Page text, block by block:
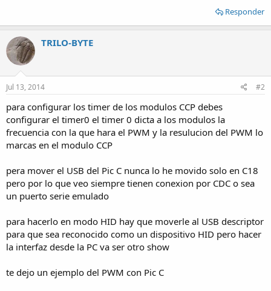
Responder
TRILO-BYTE
Jul 13, 2014 #2
para configurar los timer de los modulos CCP debes
configurar el timer0 el timer 0 dicta a los modulos la
frecuencia con la que hara el PWM y la resulucion del PWM lo
marcas en el modulo CCP
pera mover el USB del Pic C nunca lo he movido solo en C18
pero por lo que veo siempre tienen conexion por CDC o sea
un puerto serie emulado
para hacerlo en modo HID hay que moverle al USB descriptor
para que sea reconocido como un dispositivo HID pero hacer
la interfaz desde la PC va ser otro show
te dejo un ejemplo del PWM con Pic C